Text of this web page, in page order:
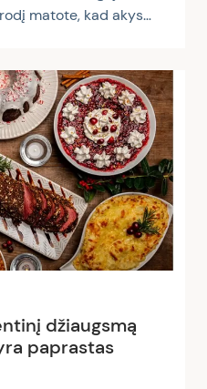
matote, kad akys
jausmas toks, tarsi
blogiau, nespėjate
ašarų. Tokia savijauta
kurie atėjusį pavasarį
sezonine
kalti, kad į
džiaugsmą
paprastas